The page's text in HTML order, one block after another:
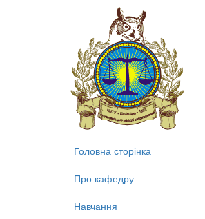
Головна сторінка
Про кафедру
Навчання